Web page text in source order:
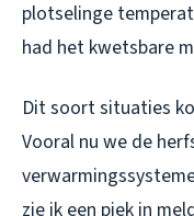
plotselinge
had het kwetsbare
Dit soort situaties
Vooral nu we de
zie ik een piek in